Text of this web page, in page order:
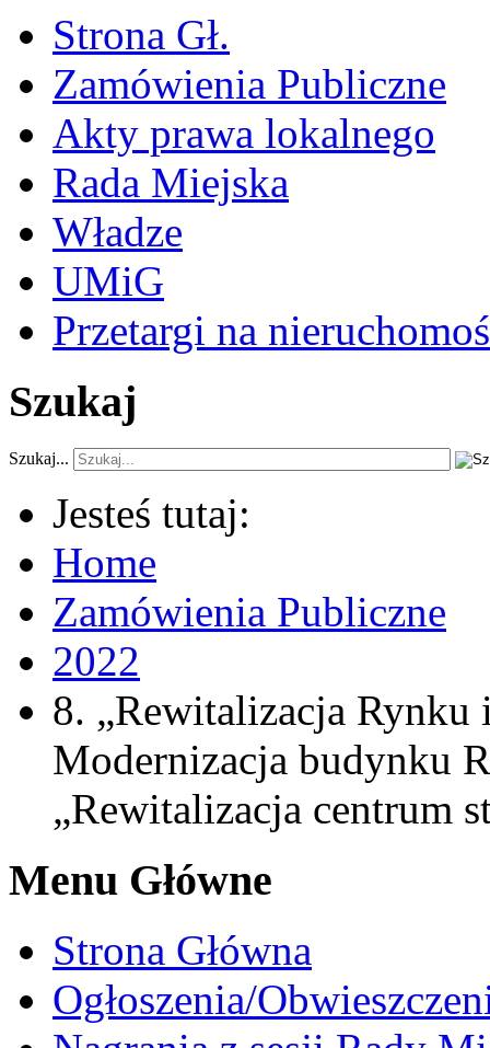
Strona Gł.
Zamówienia Publiczne
Akty prawa lokalnego
Rada Miejska
Władze
UMiG
Przetargi na
Szukaj
Szukaj...
Jesteś tutaj:
Home
Zamówienia Publiczne
2022
8. „Rewitalizacja Rynku
Modernizacja budynku
„Rewitalizacja centrum
Menu Główne
Strona Główna
Ogłoszenia/